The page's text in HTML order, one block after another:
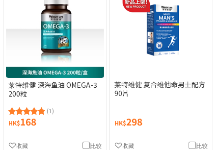
莱特维健 深海鱼油 OMEGA-3
200粒
(1)
HK$168
比较
收藏
莱特维健 复合维他命男士配方
90片
HK$298
比较
收藏